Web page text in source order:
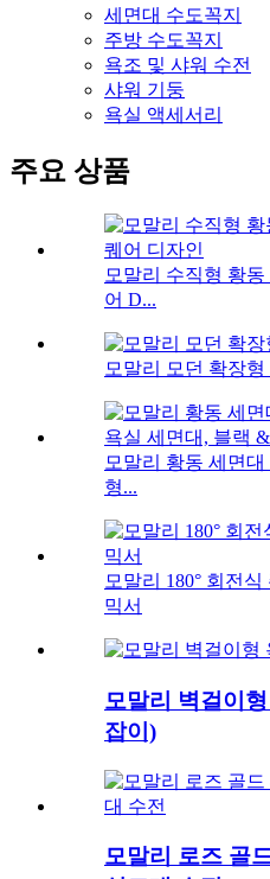
세면대 수도꼭지
주방 수도꼭지
욕조 및 샤워 수전
샤워 기둥
욕실 액세서리
주요 상품
모말리 수직형 황
어 D...
모말리 모던 확장
모말리 황동 세면
형...
모말리 180° 회전
믹서
모말리 벽걸이
잡이)
모말리 로즈 골